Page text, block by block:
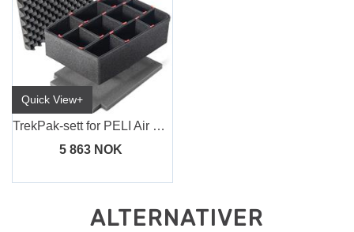
Quick View+
TrekPak-sett for PELI Air Case 1615
5 863 NOK
ALTERNATIVER